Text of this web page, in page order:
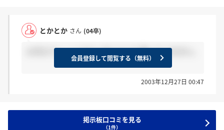
とかとか さん (04卒)
メガエフシーシステムズについて 語ってください。
会員登録して閲覧する（無料）
2003年12月27日 00:47
掲示板口コミを見る
（1件）